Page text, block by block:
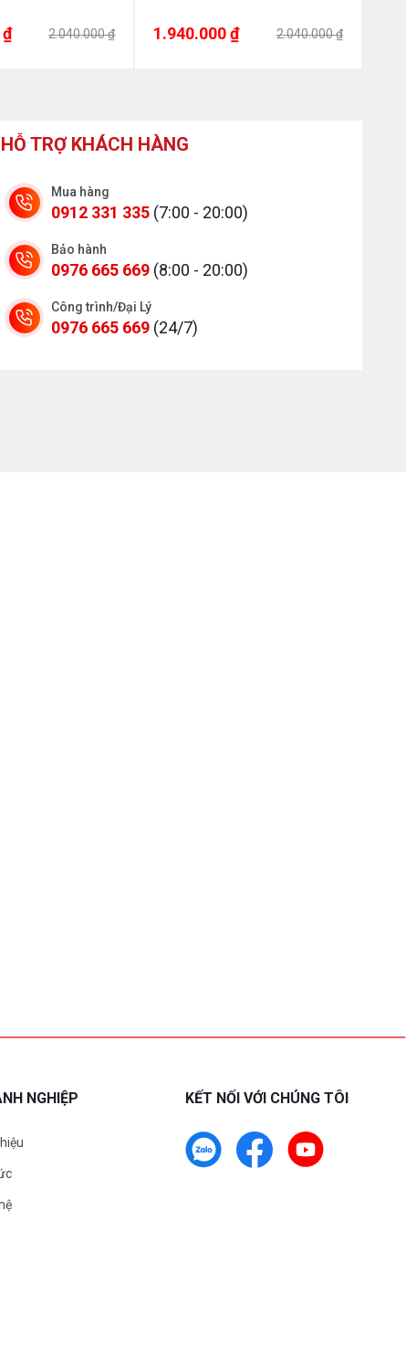
2.040.000 ₫ 1.940.000 ₫ 2.040.000 ₫
HỖ TRỢ KHÁCH HÀNG
Mua hàng
0912 331 335 (7:00 - 20:00)
Bảo hành
0976 665 669 (8:00 - 20:00)
Công trình/Đại Lý
0976 665 669 (24/7)
NGHIỆP KẾT NỐI VỚI CHÚNG TÔI